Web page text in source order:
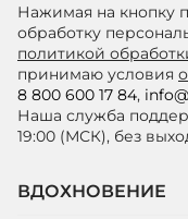
Нажимая на кнопку
обработку
политикой
принимаю условия
8 800 600 17 84,
Наша служба
19:00 (МСК), без
ВДОХНОВЕНИЕ